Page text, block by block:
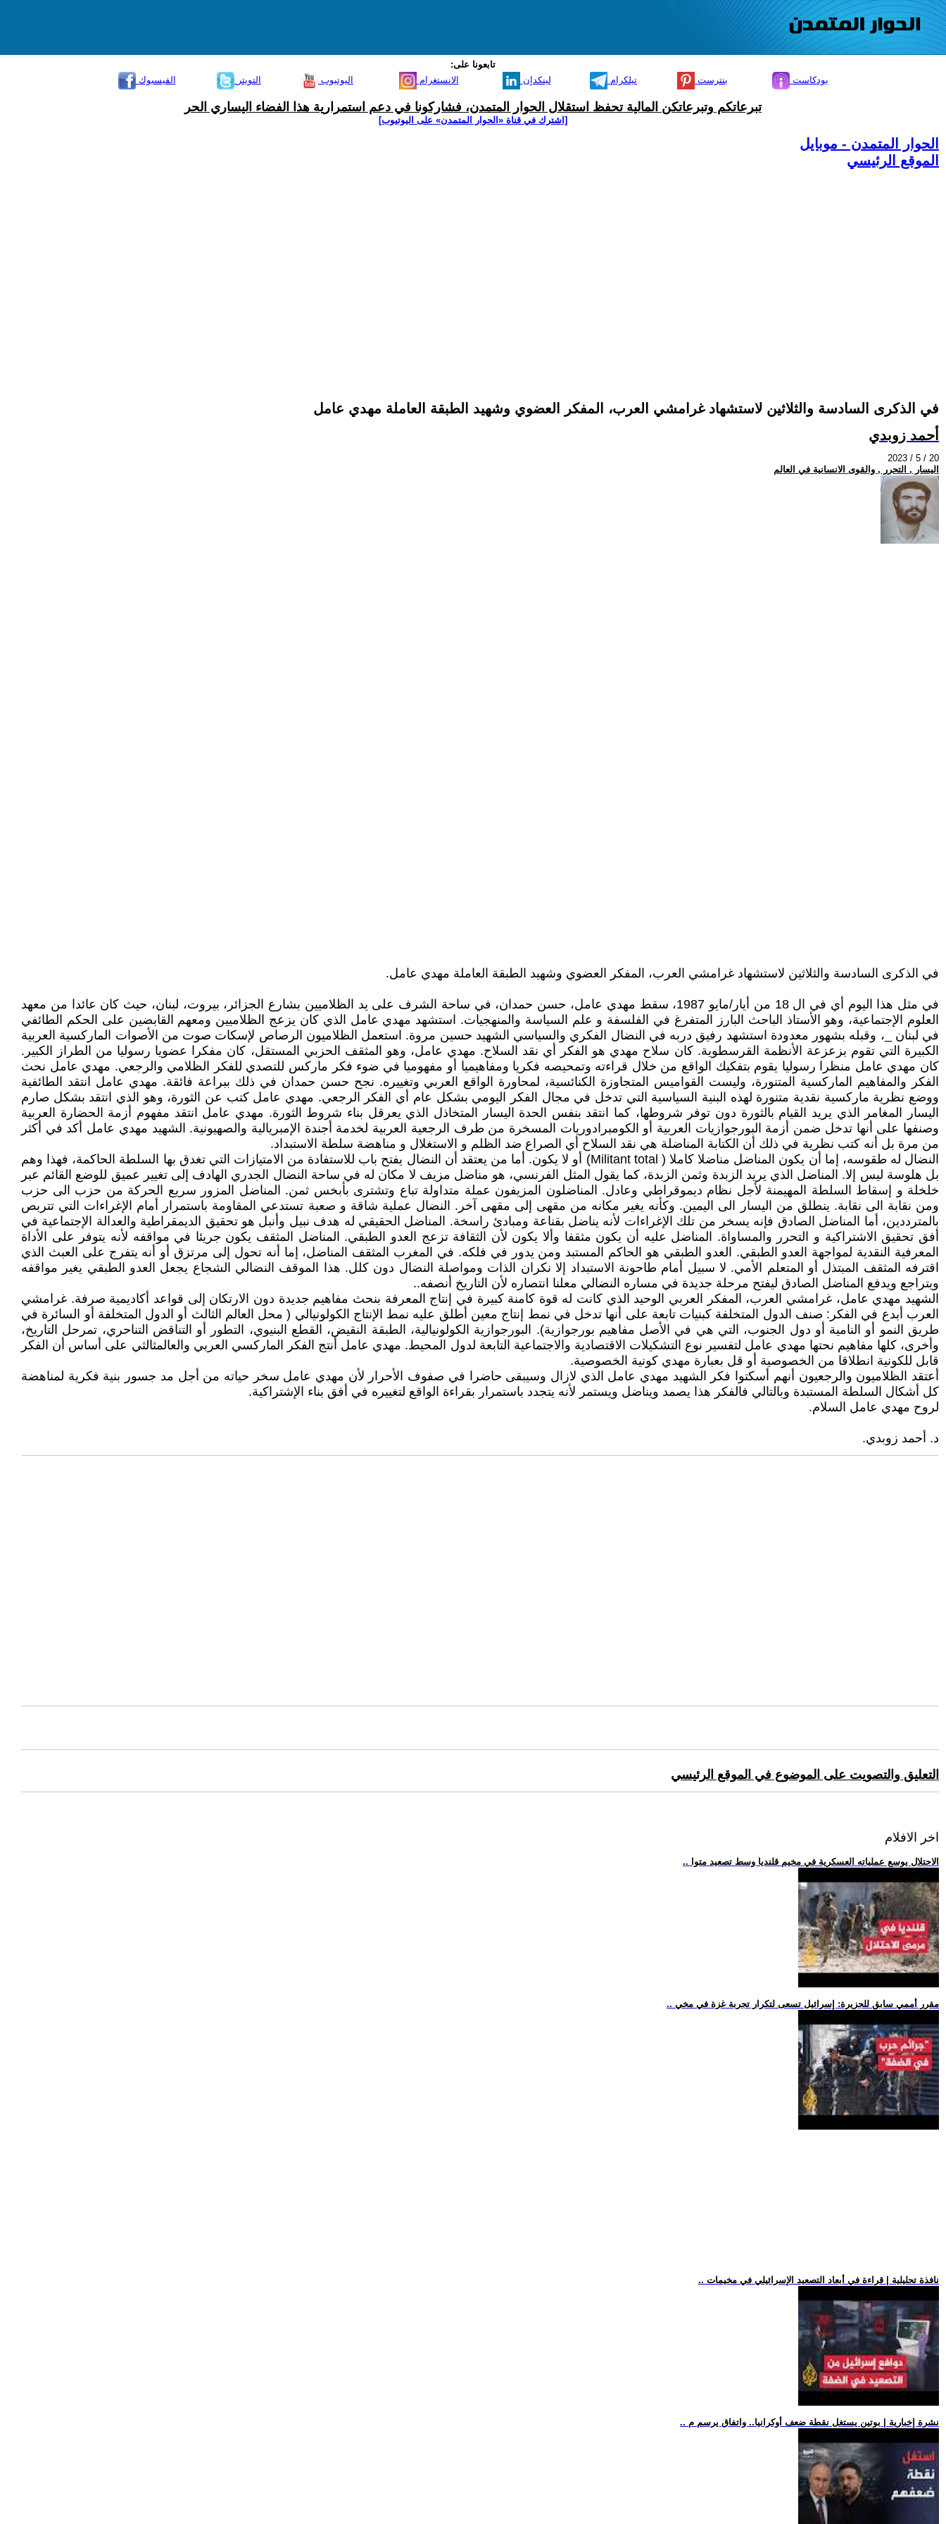
تابعونا على:
الفيسبوك
التويتر اليوتيوب الانستغرام لينكدإن تيلكرام بنترست بودكاست
تبرعاتكم وتبرعاتكن المالية تحفظ استقلال الحوار المتمدن، فشاركونا في دعم استمرارية هذا الفضاء اليساري الحر
[اشترك في قناة ‫«الحوار المتمدن» على اليوتيوب]
الحوار المتمدن - موبايل
الموقع الرئيسي
في الذكرى السادسة والثلاثين لاستشهاد غرامشي العرب، المفكر العضوي وشهيد الطبقة العاملة مهدي عامل
أحمد زوبدي
2023 / 5 / 20
اليسار , التحرر , والقوى الانسانية في العالم
في الذكرى السادسة والثلاثين لاستشهاد غرامشي العرب، المفكر العضوي وشهيد الطبقة العاملة مهدي عامل.
في مثل هذا اليوم أي في ال 18 من أيار/مايو 1987، سقط مهدي عامل، حسن حمدان، في ساحة الشرف على يد الظلاميين بشارع الجزائر، بيروت، لبنان، حيث كان عائدا من معهد
العلوم الإجتماعية، وهو الأستاذ الباحث البارز المتفرغ في الفلسفة و علم السياسة والمنهجيات. استشهد مهدي عامل الذي كان يزعج الظلاميين ومعهم القابضين على الحكم الطائفي
في لبنان _، وقبله بشهور معدودة استشهد رفيق دربه في النضال الفكري والسياسي الشهيد حسين مروة. استعمل الظلاميون الرصاص لإسكات صوت من الأصوات الماركسية العربية
الكبيرة التي تقوم بزعزعة الأنظمة القرسطوية. كان سلاح مهدي هو الفكر أي نقد السلاح. مهدي عامل، وهو المثقف الحزبي المستقل، كان مفكرا عضويا رسوليا من الطراز الكبير.
كان مهدي عامل منظرا رسوليا يقوم بتفكيك الواقع من خلال قراءته وتمحيصه فكريا ومفاهيميا أو مفهوميا في ضوء فكر ماركس للتصدي للفكر الظلامي والرجعي. مهدي عامل نحث
الفكر والمفاهيم الماركسية المتنورة، وليست القواميس المتجاوزة الكنائسية، لمحاورة الواقع العربي وتغييره. نجح حسن حمدان في ذلك ببراعة فائقة. مهدي عامل انتقد الطائفية
ووضع نظرية ماركسية نقدية متنورة لهذه البنية السياسية التي تدخل في مجال الفكر اليومي بشكل عام أي الفكر الرجعي. مهدي عامل كتب عن الثورة، وهو الذي انتقد بشكل صارم
اليسار المغامر الذي يريد القيام بالثورة دون توفر شروطها، كما انتقد بنفس الحدة اليسار المتخاذل الذي يعرقل بناء شروط الثورة. مهدي عامل انتقد مفهوم أزمة الحضارة العربية
وصنفها على أنها تدخل ضمن أزمة البورجوازيات العربية أو الكومبرادوريات المسخرة من طرف الرجعية العربية لخدمة أجندة الإمبريالية والصهيونية. الشهيد مهدي عامل أكد في أكثر
من مرة بل أنه كتب نظرية في ذلك أن الكتابة المناضلة هي نقد السلاح أي الصراع ضد الظلم و الاستغلال و مناهضة سلطة الاستبداد.
النضال له طقوسه، إما أن يكون المناضل مناضلا كاملا ( Militant total) أو لا يكون. أما من يعتقد أن النضال يفتح باب للاستفادة من الامتيازات التي تغدق بها السلطة الحاكمة، فهذا وهم
بل هلوسة ليس إلا. المناضل الذي يريد الزبدة وثمن الزبدة، كما يقول المثل الفرنسي، هو مناضل مزيف لا مكان له في ساحة النضال الجدري الهادف إلى تغيير عميق للوضع القائم عبر
خلخلة و إسقاط السلطة المهيمنة لأجل نظام ديموقراطي وعادل. المناضلون المزيفون عملة متداولة تباع وتشترى بأبخس ثمن. المناضل المزور سريع الحركة من حزب الى حزب
ومن نقابة الى نقابة. ينطلق من اليسار الى اليمين. وكأنه يغير مكانه من مقهى إلى مقهى آخر. النضال عملية شاقة و صعبة تستدعي المقاومة باستمرار أمام الإغراءات التي تتربص
بالمترددين، أما المناضل الصادق فإنه يسخر من تلك الإغراءات لأنه يناضل بقناعة ومبادئ راسخة. المناضل الحقيقي له هدف نبيل وأنبل هو تحقيق الديمقراطية والعدالة الإجتماعية في
أفق تحقيق الاشتراكية و التحرر والمساواة. المناضل عليه أن يكون مثقفا وألا يكون لأن الثقافة تزعج العدو الطبقي. المناضل المثقف يكون جريئا في مواقفه لأنه يتوفر على الأداة
المعرفية النقدية لمواجهة العدو الطبقي. العدو الطبقي هو الحاكم المستبد ومن يدور في فلكه. في المغرب المثقف المناضل، إما أنه تحول إلى مرتزق أو أنه يتفرج على العبث الذي
اقترفه المثقف المبتذل أو المتعلم الأمي. لا سبيل أمام طاحونة الاستبداد إلا نكران الذات ومواصلة النضال دون كلل. هذا الموقف النضالي الشجاع يجعل العدو الطبقي يغير مواقفه
ويتراجع ويدفع المناضل الصادق ليفتح مرحلة جديدة في مساره النضالي معلنا انتصاره لأن التاريخ أنصفه..
الشهيد مهدي عامل، غرامشي العرب، المفكر العربي الوحيد الذي كانت له قوة كامنة كبيرة في إنتاج المعرفة بنحث مفاهيم جديدة دون الارتكان إلى قواعد أكاديمية صرفة. غرامشي
العرب أبدع في الفكر: صنف الدول المتخلفة كبنيات تابعة على أنها تدخل في نمط إنتاج معين أطلق عليه نمط الإنتاج الكولونيالي ( محل العالم الثالث أو الدول المتخلفة أو السائرة في
طريق النمو أو النامية أو دول الجنوب، التي هي في الأصل مفاهيم بورجوازية). البورجوازية الكولونيالية، الطبقة النقيض، القطع البنيوي، التطور أو التناقض التناحري، تمرحل التاريخ،
وأخرى، كلها مفاهيم نحتها مهدي عامل لتفسير نوع التشكيلات الاقتصادية والاجتماعية التابعة لدول المحيط. مهدي عامل أنتج الفكر الماركسي العربي والعالمثالثي على أساس أن الفكر
قابل للكونية انطلاقا من الخصوصية أو قل بعبارة مهدي كونية الخصوصية.
أعتقد الظلاميون والرجعيون أنهم أسكتوا فكر الشهيد مهدي عامل الذي لازال وسيبقى حاضرا في صفوف الأحرار لأن مهدي عامل سخر حياته من أجل مد جسور بنية فكرية لمناهضة
كل أشكال السلطة المستبدة وبالتالي فالفكر هذا يصمد ويناضل ويستمر لأنه يتجدد باستمرار بقراءة الواقع لتغييره في أفق بناء الإشتراكية.
لروح مهدي عامل السلام.
د. أحمد زوبدي.
التعليق والتصويت على الموضوع في الموقع الرئيسي
اخر الافلام
.. الاحتلال يوسع عملياته العسكرية في مخيم قلنديا وسط تصعيد متوا
.. مقرر أممي سابق للجزيرة: إسرائيل تسعى لتكرار تجربة غزة في مخي
.. نافذة تحليلية | قراءة في أبعاد التصعيد الإسرائيلي في مخيمات
.. نشرة إخبارية | بوتين يستغل نقطة ضعف أوكرانيا.. واتفاق يرسم م